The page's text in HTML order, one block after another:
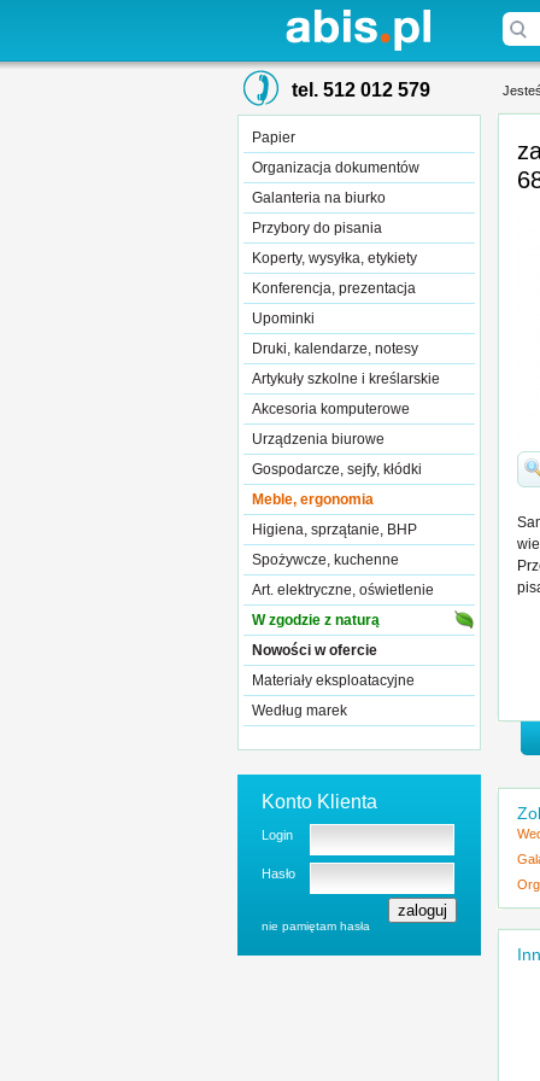
tel. 512 012 579
Papier
Organizacja dokumentów
Galanteria na biurko
Przybory do pisania
Koperty, wysyłka, etykiety
Konferencja, prezentacja
Upominki
Druki, kalendarze, notesy
Artykuły szkolne i kreślarskie
Akcesoria komputerowe
Urządzenia biurowe
Gospodarcze, sejfy, kłódki
Meble, ergonomia
Higiena, sprzątanie, BHP
Spożywcze, kuchenne
Art. elektryczne, oświetlenie
W zgodzie z naturą
Nowości w ofercie
Materiały eksploatacyjne
Według marek
Konto Klienta
Login
Hasło
nie pamiętam hasła